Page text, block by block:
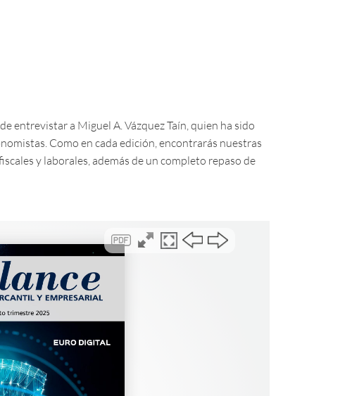
entrevistar a Miguel A. Vázquez Taín, quien ha sido
Como en cada edición, encontrarás nuestras
y laborales, además de un completo repaso de